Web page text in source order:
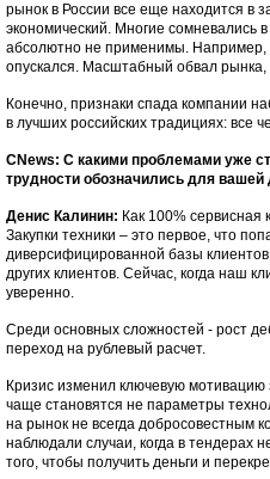
рынок в России все еще находится в
экономический. Многие сомневались
абсолютно не применимы. Например,
опускался. Масштабный обвал рынка,
Конечно, признаки спада компании
в лучших российских традициях: все
CNews: С какими проблемами уже
трудности обозначились для вашей
Денис Калинин: Как 100%
Закупки техники – это первое, что
диверсифицированной базы
других клиентов. Сейчас, когда наш
уверенно.
Среди основных сложностей - рост
переход на рублевый расчет.
Кризис изменил ключевую мотивацию
чаще становятся не параметры
на рынок не всегда добросовестным
наблюдали случаи, когда в тендерах
того, чтобы получить деньги и